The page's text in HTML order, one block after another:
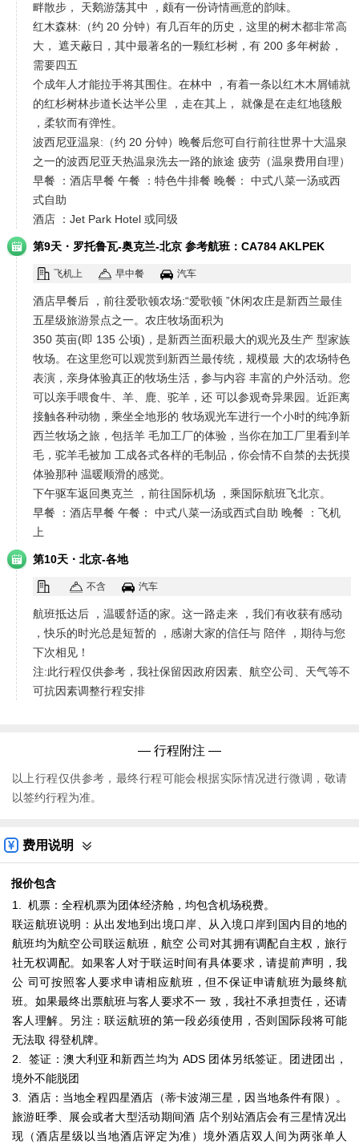
畔散步， 天鹅游荡其中 ，颇有一份诗情画意的韵味。
红木森林:（约 20 分钟）有几百年的历史，这里的树木都非常高
大， 遮天蔽日，其中最著名的一颗红杉树，有 200 多年树龄，
需要四五
个成年人才能拉手将其围住。在林中 ，有着一条以红木木屑铺就
的红杉树林步道长达半公里 ，走在其上， 就像是在走红地毯般
，柔软而有弹性。
波西尼亚温泉:（约 20 分钟）晚餐后您可自行前往世界十大温泉
之一的波西尼亚天热温泉洗去一路的旅途 疲劳（温泉费用自理）
早餐 ：酒店早餐 午餐 ：特色牛排餐 晚餐： 中式八菜一汤或西
式自助
酒店 ：Jet Park Hotel 或同级
第9天 · 罗托鲁瓦-奥克兰-北京 参考航班：CA784 AKLPEK
2050 0510+1
飞机上 早中餐 汽车
酒店早餐后 ，前往爱歌顿农场:“爱歌顿 ”休闲农庄是新西兰最佳
五星级旅游景点之一。农庄牧场面积为
350 英亩(即 135 公顷)，是新西兰面积最大的观光及生产 型家族
牧场。在这里您可以观赏到新西兰最传统，规模最 大的农场特色
表演，亲身体验真正的牧场生活，参与内容 丰富的户外活动。您
可以亲手喂食牛、羊、鹿、驼羊，还 可以参观奇异果园。近距离
接触各种动物，乘坐全地形的 牧场观光车进行一个小时的纯净新
西兰牧场之旅，包括羊 毛加工厂的体验，当你在加工厂里看到羊
毛，驼羊毛被加 工成各式各样的毛制品，你会情不自禁的去抚摸
体验那种 温暖顺滑的感觉。
下午驱车返回奥克兰 ，前往国际机场 ，乘国际航班飞北京。
早餐 ：酒店早餐 午餐： 中式八菜一汤或西式自助 晚餐 ：飞机
上
第10天 · 北京-各地
不含 汽车
航班抵达后 ，温暖舒适的家。这一路走来 ，我们有收获有感动
，快乐的时光总是短暂的 ，感谢大家的信任与 陪伴 ，期待与您
下次相见！
注:此行程仅供参考，我社保留因政府因素、航空公司、天气等不
可抗因素调整行程安排
— 行程附注 —
以上行程仅供参考，最终行程可能会根据实际情况进行微调，敬请
以签约行程为准。
费用说明
报价包含
1. 机票：全程机票为团体经济舱，均包含机场税费。
联运航班说明：从出发地到出境口岸、从入境口岸到国内目的地的
航班均为航空公司联运航班，航空 公司对其拥有调配自主权，旅行
社无权调配。如果客人对于联运时间有具体要求，请提前声明，我
公 司可按照客人要求申请相应航班，但不保证申请航班为最终航
班。如果最终出票航班与客人要求不一 致，我社不承担责任，还请
客人理解。另注：联运航班的第一段必须使用，否则国际段将可能
无法取 得登机牌。
2. 签证：澳大利亚和新西兰均为 ADS 团体另纸签证。团进团出，
境外不能脱团
3. 酒店：当地全程四星酒店（蒂卡波湖三星，因当地条件有限）。
旅游旺季、展会或者大型活动期间酒 店个别站酒店会有三星情况出
现（酒店星级以当地酒店评定为准）境外酒店双人间为两张单人